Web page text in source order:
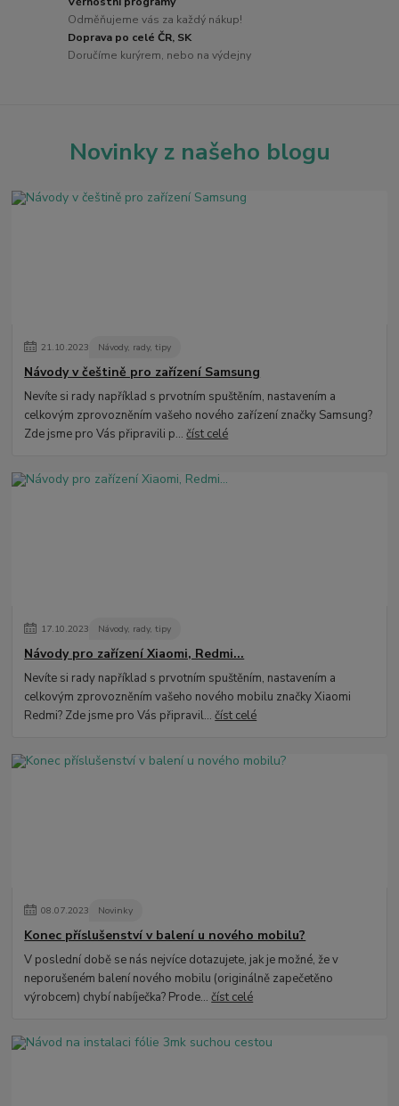
Odměňujeme vás za každý nákup!
Doprava po celé ČR, SK
Doručíme kurýrem, nebo na výdejny
Novinky z našeho blogu
21.10.2023 Návody, rady, tipy
Návody v češtině pro zařízení Samsung
Nevíte si rady například s prvotním spuštěním, nastavením a
celkovým zprovozněním vašeho nového zařízení značky Samsung?
Zde jsme pro Vás připravili p...číst celé
17.10.2023 Návody, rady, tipy
Návody pro zařízení Xiaomi, Redmi...
Nevíte si rady například s prvotním spuštěním, nastavením a
celkovým zprovozněním vašeho nového mobilu značky Xiaomi
Redmi? Zde jsme pro Vás připravil...číst celé
08.07.2023 Novinky
Konec příslušenství v balení u nového mobilu?
V poslední době se nás nejvíce dotazujete, jak je možné, že v
neporušeném balení nového mobilu (originálně zapečetěno
výrobcem) chybí nabíječka? Prode...číst celé